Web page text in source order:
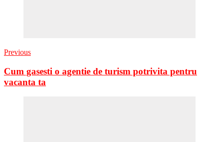
Previous
Cum gasesti o agentie de turism potrivita pentru
vacanta ta